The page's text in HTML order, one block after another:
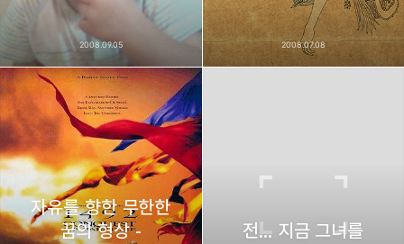
2008.09.05 2008.07.08
자유를 향한 무한한
꿈의 형상 -
전... 지금 그녀를